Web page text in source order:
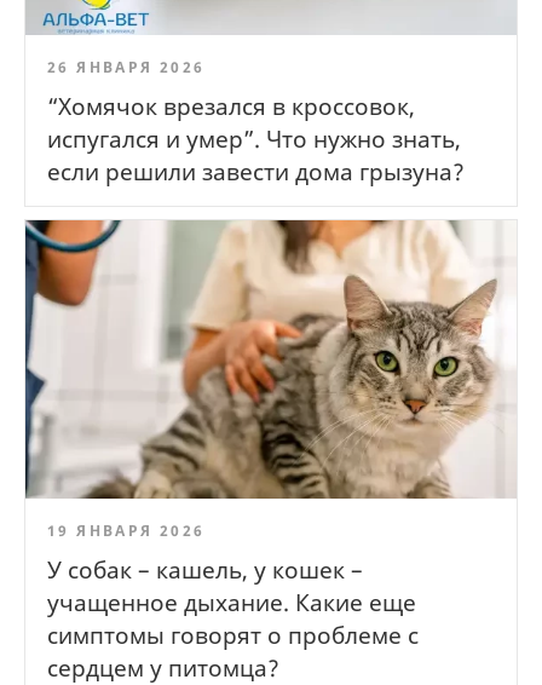
26 ЯНВАРЯ 2026
“Хомячок врезался в кроссовок,
испугался и умер”. Что нужно знать,
если решили завести дома грызуна?
19 ЯНВАРЯ 2026
У собак – кашель, у кошек –
учащенное дыхание. Какие еще
симптомы говорят о проблеме с
сердцем у питомца?